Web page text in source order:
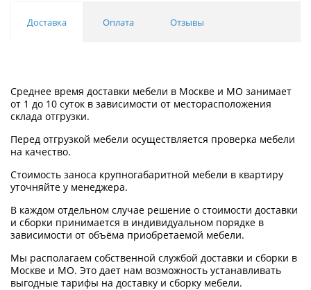
Доставка Оплата Отзывы
Среднее время доставки мебели в Москве и МО занимает
от 1 до 10 суток в зависимости от месторасположения
склада отгрузки.
Перед отгрузкой мебели осуществляется проверка мебели
на качество.
Стоимость заноса крупногабаритной мебели в квартиру
уточняйте у менеджера.
В каждом отдельном случае решение о стоимости доставки
и сборки принимается в индивидуальном порядке в
зависимости от объёма приобретаемой мебели.
Мы располагаем собственной службой доставки и сборки в
Москве и МО. Это дает нам возможность устанавливать
выгодные тарифы на доставку и сборку мебели.